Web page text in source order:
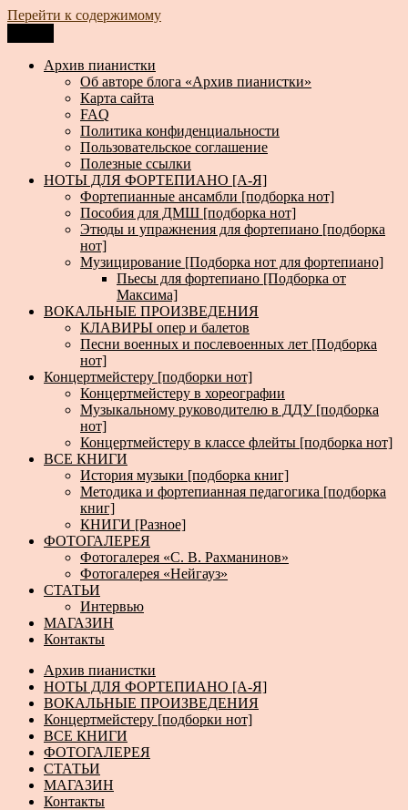
Перейти к содержимому
Архив пианистки
Всё для пианистов: ноты, книги, музыка, статьи…
Архив пианистки
Об авторе блога «Архив пианистки»
Карта сайта
FAQ
Политика конфиденциальности
Пользовательское соглашение
Полезные ссылки
НОТЫ ДЛЯ ФОРТЕПИАНО [А-Я]
Фортепианные ансамбли [подборка нот]
Пособия для ДМШ [подборка нот]
Этюды и упражнения для фортепиано [подборка
нот]
Музицирование [Подборка нот для фортепиано]
Пьесы для фортепиано [Подборка от
Максима]
ВОКАЛЬНЫЕ ПРОИЗВЕДЕНИЯ
КЛАВИРЫ опер и балетов
Песни военных и послевоенных лет [Подборка
нот]
Концертмейстеру [подборки нот]
Концертмейстеру в хореографии
Музыкальному руководителю в ДДУ [подборка
нот]
Концертмейстеру в классе флейты [подборка нот]
ВСЕ КНИГИ
История музыки [подборка книг]
Методика и фортепианная педагогика [подборка
книг]
КНИГИ [Разное]
ФОТОГАЛЕРЕЯ
Фотогалерея «С. В. Рахманинов»
Фотогалерея «Нейгауз»
СТАТЬИ
Интервью
МАГАЗИН
Контакты
Архив пианистки
НОТЫ ДЛЯ ФОРТЕПИАНО [А-Я]
ВОКАЛЬНЫЕ ПРОИЗВЕДЕНИЯ
Концертмейстеру [подборки нот]
ВСЕ КНИГИ
ФОТОГАЛЕРЕЯ
СТАТЬИ
МАГАЗИН
Контакты